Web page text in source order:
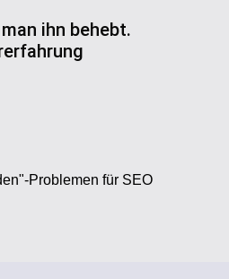
ihn behebt.
Problemen für SEO